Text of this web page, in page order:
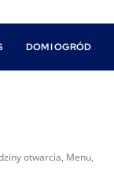
DOM I OGRÓD
otwarcia, Menu,